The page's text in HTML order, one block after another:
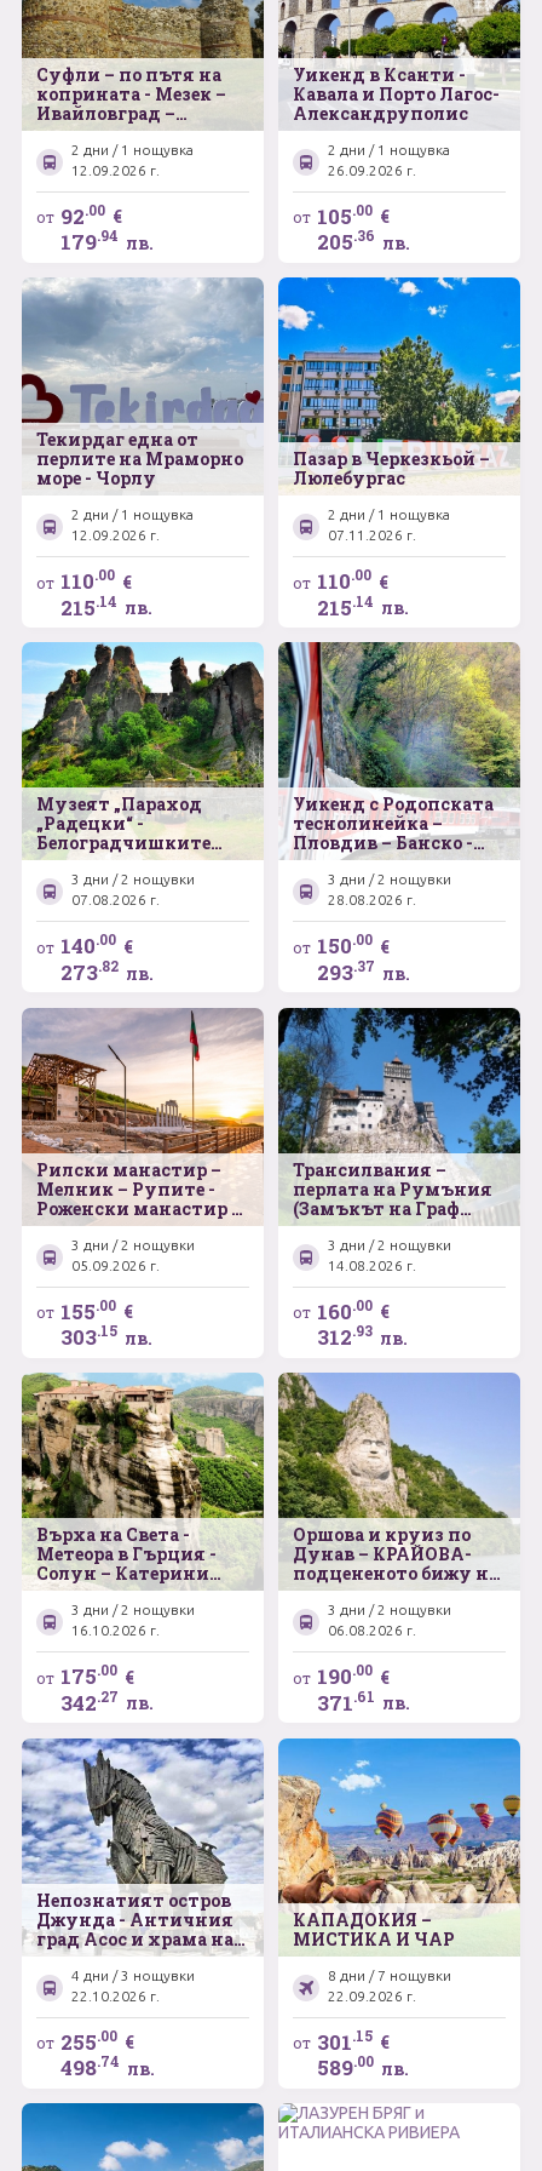
Суфли – по пътя на
коприната - Мезек –
Ивайловград –
Димотика
2 дни / 1 нощувка
12.09.2026 г.
от 92.00 €
179.94 лв.
Уикенд в Ксанти -
Кавала и Порто Лагос-
Александруполис
2 дни / 1 нощувка
26.09.2026 г.
от 105.00 €
205.36 лв.
Текирдаг една от
перлите на Мраморно
море - Чорлу
2 дни / 1 нощувка
12.09.2026 г.
от 110.00 €
215.14 лв.
Пазар в Черкезкьой –
Люлебургас
2 дни / 1 нощувка
07.11.2026 г.
от 110.00 €
215.14 лв.
Музеят „Параход
„Радецки“ -
Белоградчишките
скали – Българският
замък „Баба Вида“ –
Плевенската
панорама –
Единственият музей
на виното на
Балканския
3 дни / 2 нощувки
07.08.2026 г.
от 140.00 €
273.82 лв.
Уикенд с Родопската
теснолинейка –
Пловдив – Банско -
Костенски водопад
3 дни / 2 нощувки
28.08.2026 г.
от 150.00 €
293.37 лв.
Рилски манастир –
Мелник – Рупите -
Роженски манастир -
Хераклея Синтика
-гр. Петрич ,,Къща
музей на Ванга"
3 дни / 2 нощувки
05.09.2026 г.
от 155.00 €
303.15 лв.
Трансилвания –
перлата на Румъния
(Замъкът на Граф
Дракула – Брашов –
Синая)
3 дни / 2 нощувки
14.08.2026 г.
от 160.00 €
312.93 лв.
Върха на Света -
Метеора в Гърция -
Солун – Катерини
Паралия – Кавала
3 дни / 2 нощувки
16.10.2026 г.
от 175.00 €
342.27 лв.
Оршова и круиз по
Дунав – КРАЙОВА-
подцененото бижу на
Южна Румъния –
Баните на Херкулес
-Бабините Видини
кули
3 дни / 2 нощувки
06.08.2026 г.
от 190.00 €
371.61 лв.
Непознатият остров
Джунда - Античния
град Асос и храма на
Аполон Сминтейон –
Бергама - Айвалък -
Чанаккале -
Величествената Троя
4 дни / 3 нощувки
22.10.2026 г.
от 255.00 €
498.74 лв.
КАПАДОКИЯ –
МИСТИКА И ЧАР
8 дни / 7 нощувки
22.09.2026 г.
от 301.15 €
589.00 лв.